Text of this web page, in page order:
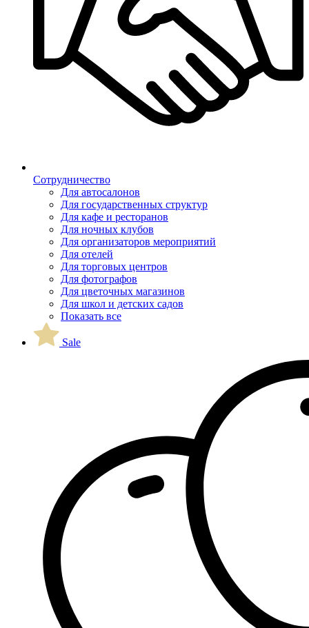
Сотрудничество
Для автосалонов
Для государственных структур
Для кафе и ресторанов
Для ночных клубов
Для организаторов мероприятий
Для отелей
Для торговых центров
Для фотографов
Для цветочных магазинов
Для школ и детских садов
Показать все
Sale